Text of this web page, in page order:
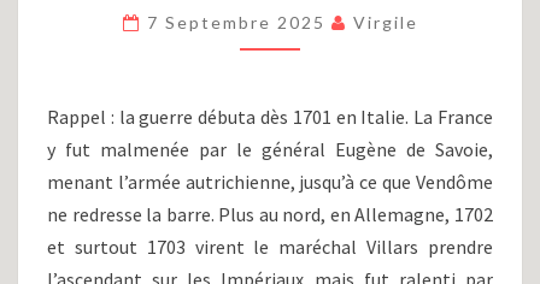
XXXIII)
:
BLENHEIM
AUX
OUVERTURES
DIPLOMATIQUES
(1704-
1705)
7 Septembre 2025 Virgile
Rappel : la guerre débuta dès 1701 en Italie. La France
y fut malmenée par le général Eugène de Savoie,
menant l’armée autrichienne, jusqu’à ce que Vendôme
ne redresse la barre. Plus au nord, en Allemagne, 1702
et surtout 1703 virent le maréchal Villars prendre